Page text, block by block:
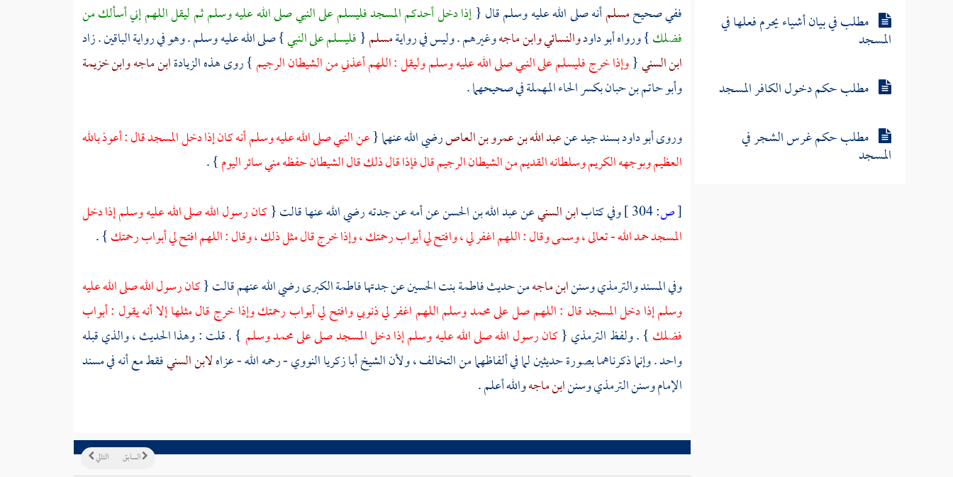
مطلب في بيان أشياء يحرم فعلها في
المسجد
مطلب حكم دخول الكافر المسجد
مطلب حكم غرس الشجر في
المسجد
ففي صحيحمسلمأنه صلى الله عليه وسلم قال {إذا دخل أحدكم المسجد فليسلم على النبي صلى الله عليه وسلم ثم ليقل اللهم إني أسألك من
فضلك} ورواهأبو داودوالنسائيوابن ماجهوغيرهم . وليس في روايةمسلم{فليسلم على النبي} صلى الله عليه وسلم . وهو في رواية الباقين . زاد
ابن السني{وإذا خرج فليسلم على النبي صلى الله عليه وسلم وليقل : اللهم أعذني من الشيطان الرجيم} روى هذه الزيادةابن ماجهوابن خزيمة
وأبو حاتم بن حبانبكسر الحاء المهملة في صحيحهما .
وروىأبو داودبسند جيد عنعبد الله بن عمرو بن العاصرضي الله عنهما {عن النبي صلى الله عليه وسلم أنه كان إذا دخل المسجد قال : أعوذ بالله
العظيم وبوجهه الكريم وسلطانه القديم من الشيطان الرجيم قال فإذا قال ذلك قال الشيطان حفظه مني سائر اليوم} .
[ص:304 ] وفي كتابابن السنيعنعبد الله بن الحسنعن أمه عن جدته رضي الله عنها قالت {كان رسول الله صلى الله عليه وسلم إذا دخل
المسجد حمد الله - تعالى ، وسمى وقال : اللهم اغفر لي ، وافتح لي أبواب رحمتك ، وإذا خرج قال مثل ذلك ، وقال : اللهم افتح لي أبواب رحمتك} .
وفي المسندوالترمذيوسننابن ماجهمن حديثفاطمة بنت الحسينعن جدتهافاطمة الكبرىرضي الله عنهم قالت {كان رسول الله صلى الله عليه
وسلم إذا دخل المسجد قال : اللهم صل علىمحمدوسلم اللهم اغفر لي ذنوبي وافتح لي أبواب رحمتك وإذا خرج قال مثلها إلا أنه يقول : أبواب
فضلك} . ولفظالترمذي{كان رسول الله صلى الله عليه وسلم إذا دخل المسجد صلى علىمحمدوسلم } . قلت : وهذا الحديث ، والذي قبله
واحد . وإنما ذكرناهما بصورة حديثين لما في ألفاظهما من التخالف ، ولأن الشيخأبا زكريا النووي- رحمه الله - عزاهلابن السنيفقط مع أنه في مسند
الإمام وسننالترمذيوسننابن ماجهوالله أعلم .
التالي السابق